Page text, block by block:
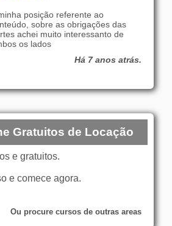
posição referente ao
sobre as obrigações das
achei muito interessanto de
os lados
Há 7 anos atrás.
Gratuitos de Locação
e gratuitos.
e comece agora.
Ou procure cursos de outras areas